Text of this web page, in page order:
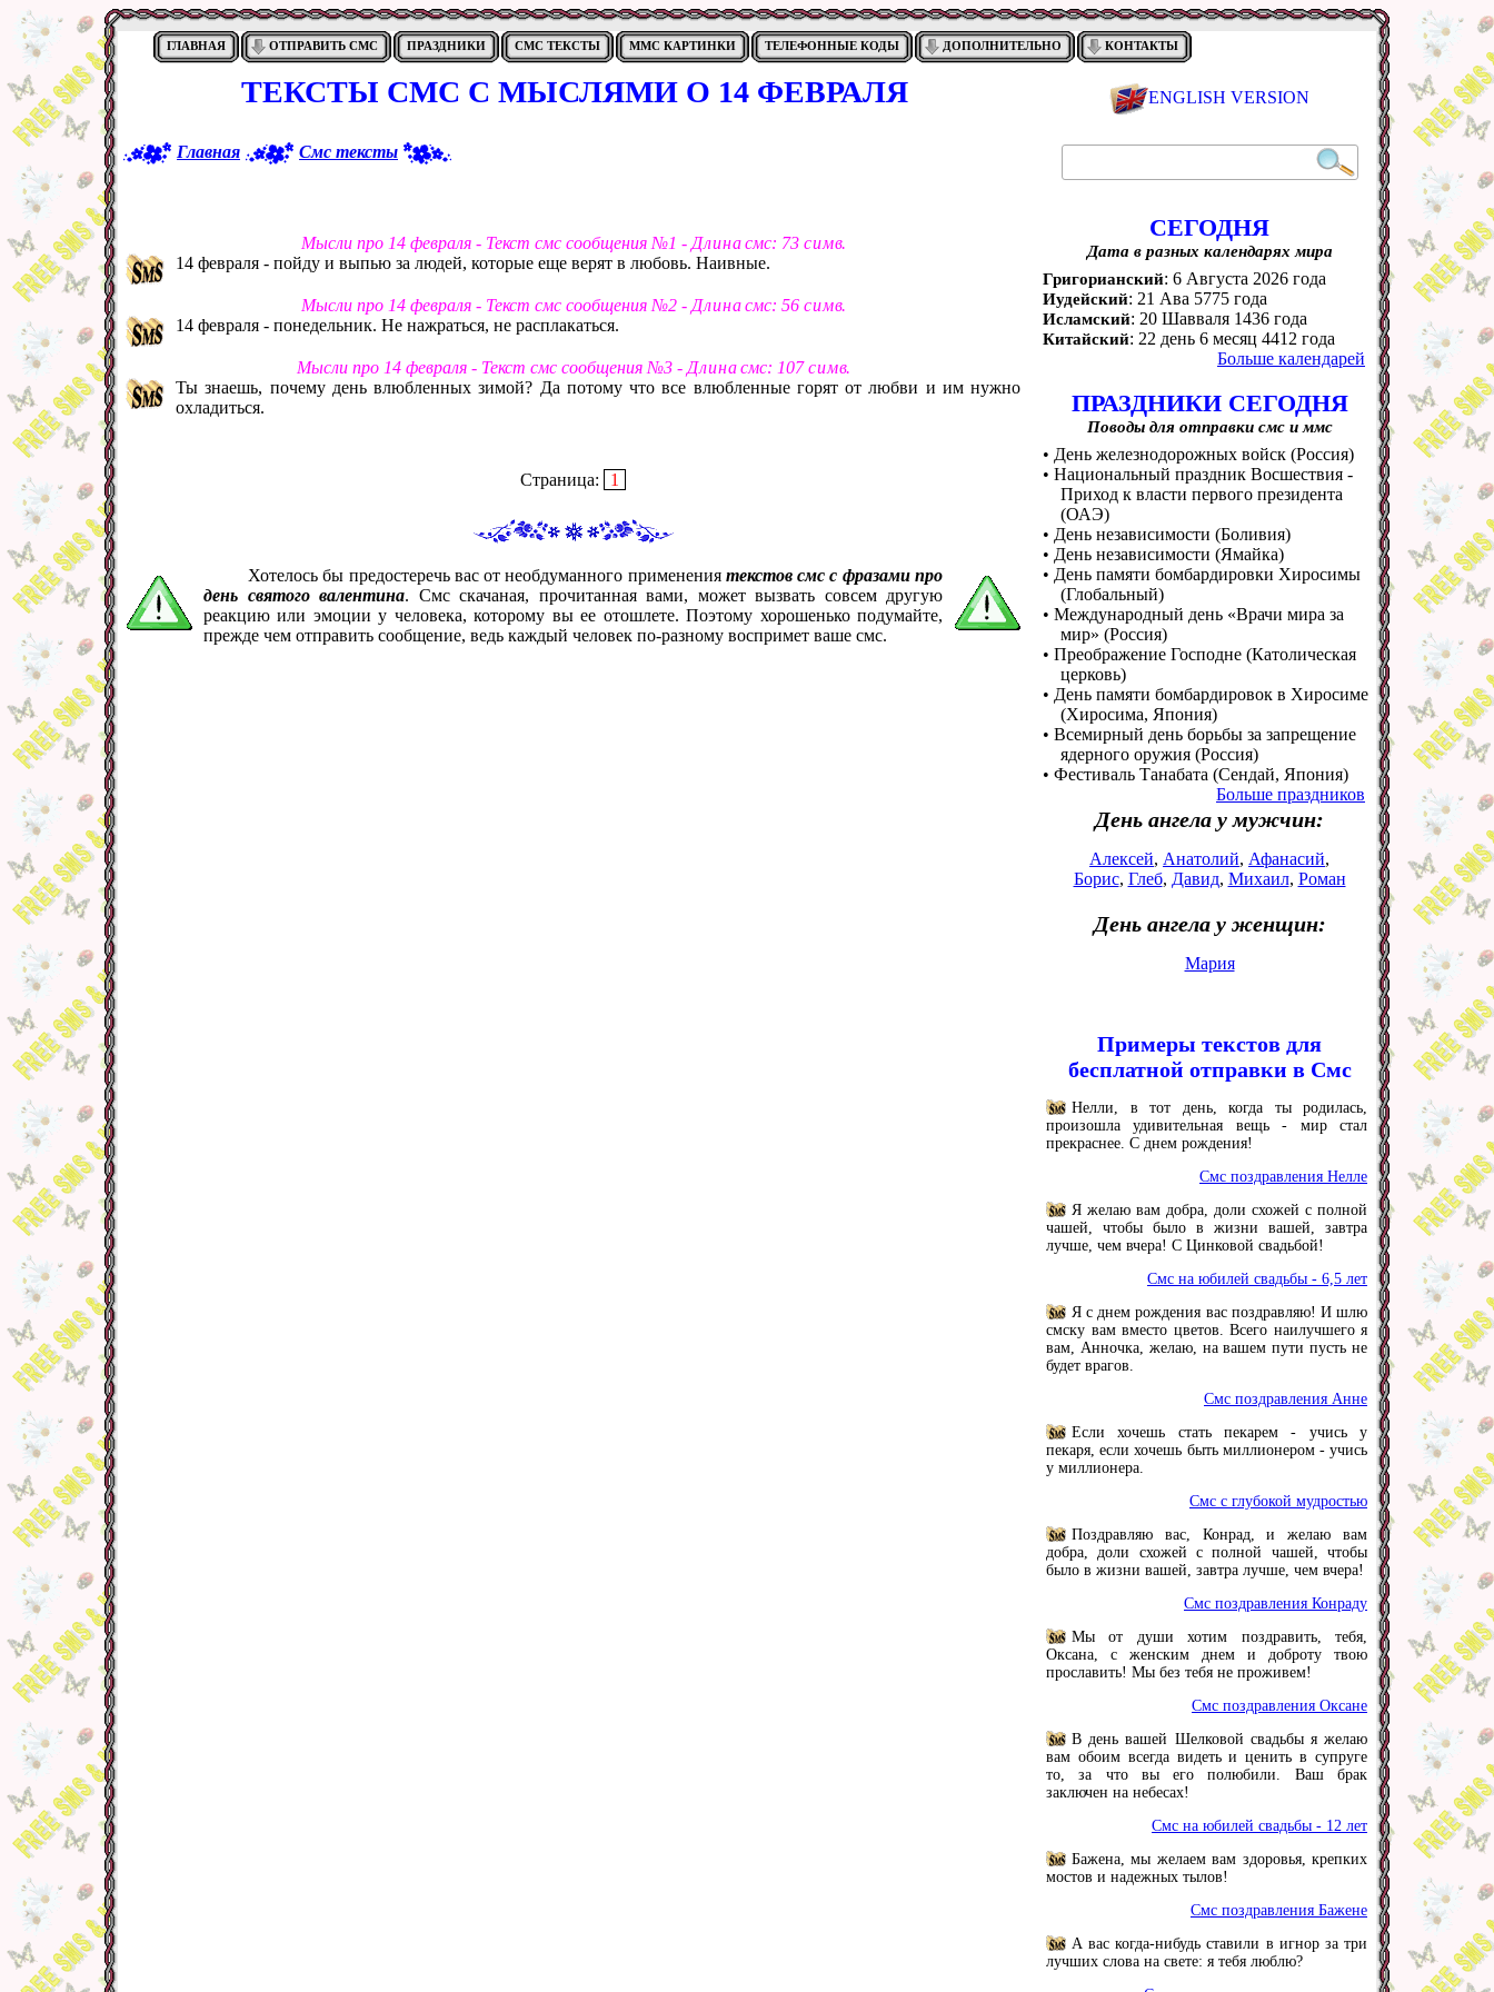
ГЛАВНАЯ ОТПРАВИТЬ СМС ПРАЗДНИКИ СМС ТЕКСТЫ ММС КАРТИНКИ ТЕЛЕФОННЫЕ КОДЫ ДОПОЛНИТЕЛЬНО КОНТАКТЫ
ТЕКСТЫ СМС С МЫСЛЯМИ О 14 ФЕВРАЛЯ
Главная Смс тексты
Мысли про 14 февраля - Текст смс сообщения №1 - Д л и н асмс: 73 с и м в.
14 февраля - пойду и выпью за людей, которые еще верят в любовь. Наивные.
Мысли про 14 февраля - Текст смс сообщения №2 - Д л и н асмс: 56 с и м в.
14 февраля - понедельник. Не нажраться, не расплакаться.
Мысли про 14 февраля - Текст смс сообщения №3 - Д л и н асмс: 107с и м в.
Ты знаешь, почему день влюбленных зимой? Да потому что все влюбленные горят от любви и им нужно
охладиться.
Страница: 1
Хотелось бы предостеречь вас от необдуманного применения текстов смс с фразами про
день святого валентина. Смс скачаная, прочитанная вами, может вызвать совсем другую
реакцию или эмоции у человека, которому вы ее отошлете. Поэтому хорошенько подумайте,
прежде чем отправить сообщение, ведь каждый человек по-разному воспримет ваше смс.
ENGLISH VERSION
СЕГОДНЯ
Дата в разных календарях мира
Григорианский: 6 Августа 2026 года
Иудейский: 21 Ава 5775 года
Исламский: 20 Шавваля 1436 года
Китайский: 22 день 6 месяц 4412 года
Больше календарей
ПРАЗДНИКИ СЕГОДНЯ
Поводы для отправки смс и ммс
• День железнодорожных войск (Россия)
• Национальный праздник Восшествия -
Приход к власти первого президента
(ОАЭ)
• День независимости (Боливия)
• День независимости (Ямайка)
• День памяти бомбардировки Хиросимы
(Глобальный)
• Международный день «Врачи мира за
мир» (Россия)
• Преображение Господне (Католическая
церковь)
• День памяти бомбардировок в Хиросиме
(Хиросима, Япония)
• Всемирный день борьбы за запрещение
ядерного оружия (Россия)
• Фестиваль Танабата (Сендай, Япония)
Больше праздников
День ангела у мужчин:
Алексей, Анатолий, Афанасий,
Борис, Глеб, Давид, Михаил, Роман
День ангела у женщин:
Мария
Примеры текстов для
бесплатной отправки в Смс
Нелли, в тот день, когда ты родилась,
произошла удивительная вещь - мир стал
прекраснее. С днем рождения!
Смс поздравления Нелле
Я желаю вам добра, доли схожей с полной
чашей, чтобы было в жизни вашей, завтра
лучше, чем вчера! С Цинковой свадьбой!
Смс на юбилей свадьбы - 6,5 лет
Я с днем рождения вас поздравляю! И шлю
смску вам вместо цветов. Всего наилучшего я
вам, Анночка, желаю, на вашем пути пусть не
будет врагов.
Смс поздравления Анне
Если хочешь стать пекарем - учись у
пекаря, если хочешь быть миллионером - учись
у миллионера.
Смс с глубокой мудростью
Поздравляю вас, Конрад, и желаю вам
добра, доли схожей с полной чашей, чтобы
было в жизни вашей, завтра лучше, чем вчера!
Смс поздравления Конраду
Мы от души хотим поздравить, тебя,
Оксана, с женским днем и доброту твою
прославить! Мы без тебя не проживем!
Смс поздравления Оксане
В день вашей Шелковой свадьбы я желаю
вам обоим всегда видеть и ценить в супруге
то, за что вы его полюбили. Ваш брак
заключен на небесах!
Смс на юбилей свадьбы - 12 лет
Бажена, мы желаем вам здоровья, крепких
мостов и надежных тылов!
Смс поздравления Бажене
А вас когда-нибудь ставили в игнор за три
лучших слова на свете: я тебя люблю?